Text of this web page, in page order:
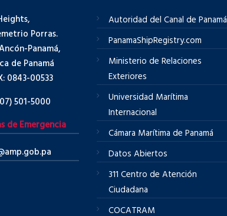
Porras.
Panamá,
de Panamá
0843-00533
501-5000
de Emergencia
Autoridad del Canal de Panamá
PanamaShipRegistry.com
Ministerio de Relaciones
Exteriores
Universidad Marítima
Internacional
Cámara Marítima de Panamá
Datos Abiertos
311 Centro de Atención
Ciudadana
COCATRAM